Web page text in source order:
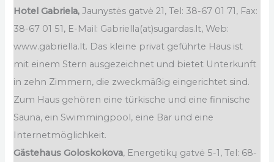
Hotel Gabriela,Jaunystės gatvė 21, Tel: 38-67 01 71, Fax:
38-67 01 51, E-Mail: Gabriella(at)sugardas.lt, Web:
www.gabriella.lt. Das kleine privat geführte Haus ist
mit einem Stern ausgezeichnet und bietet Unterkunft
in zehn Zimmern, die zweckmäßig eingerichtet sind.
Zum Haus gehören eine türkische und eine finnische
Sauna, ein Swimmingpool, eine Bar und eine
Internetmöglichkeit.
Gästehaus Goloskokova, Energetikų gatvė 5-1, Tel: 68-